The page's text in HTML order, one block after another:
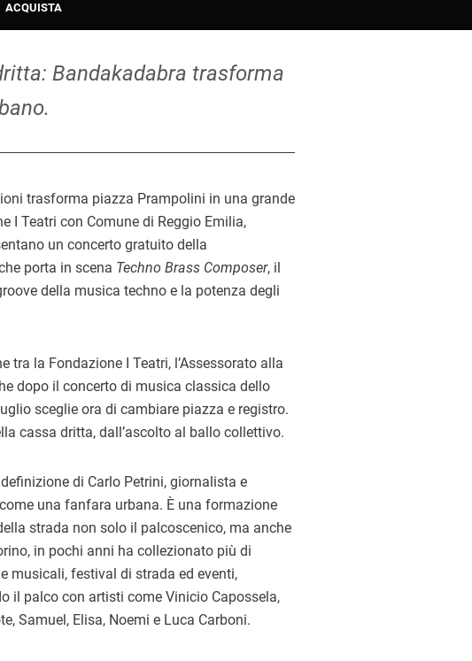
ACQUISTA
Bandakadabra trasforma
trasforma piazza Prampolini in una grande
I Teatri con Comune di Reggio Emilia,
un concerto gratuito della
porta in scena Techno Brass Composer, il
della musica techno e la potenza degli
tra la Fondazione I Teatri, l’Assessorato alla
dopo il concerto di musica classica dello
sceglie ora di cambiare piazza e registro.
cassa dritta, dall’ascolto al ballo collettivo.
di Carlo Petrini, giornalista e
una fanfara urbana. È una formazione
strada non solo il palcoscenico, ma anche
in pochi anni ha collezionato più di
musicali, festival di strada ed eventi,
il palco con artisti come Vinicio Capossela,
Samuel, Elisa, Noemi e Luca Carboni.